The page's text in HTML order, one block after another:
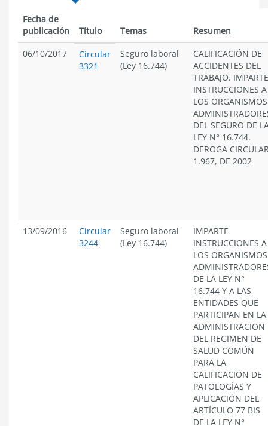
Fecha de
publicación
Título Temas
Resumen
06/10/2017
Circular
3321
Seguro laboral
(Ley 16.744)
CALIFICACIÓN DE
ACCIDENTES DEL
TRABAJO. IMPARTE
INSTRUCCIONES A
LOS ORGANISMOS
DEL SEGURO DE
LEY N° 16.744.
DEROGA
1.967, DE 2002
13/09/2016
Circular
3244
Seguro laboral
(Ley 16.744)
IMPARTE
INSTRUCCIONES A
LOS ORGANISMOS
DE LA LEY N°
16.744 Y A LAS
ENTIDADES QUE
PARTICIPAN EN LA
ADMINISTRACION
DEL REGIMEN DE
SALUD COMÚN
PARA LA
CALIFICACIÓN DE
PATOLOGÍAS Y
APLICACIÓN DEL
ARTÍCULO 77 BIS
DE LA LEY N°